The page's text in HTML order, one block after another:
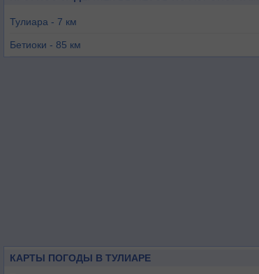
Тулиара - 7 км
Бетиоки - 85 км
КАРТЫ ПОГОДЫ В ТУЛИАРЕ